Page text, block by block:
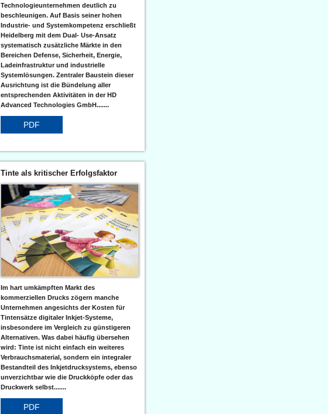
Technologieunternehmen deutlich zu
beschleunigen. Auf Basis seiner hohen
Industrie- und Systemkompetenz erschließt
Heidelberg mit dem Dual- Use-Ansatz
systematisch zusätzliche Märkte in den
Bereichen Defense, Sicherheit, Energie,
Ladeinfrastruktur und industrielle
Systemlösungen. Zentraler Baustein dieser
Ausrichtung ist die Bündelung aller
entsprechenden Aktivitäten in der HD
Advanced Technologies GmbH.......
PDF
Tinte als kritischer Erfolgsfaktor
Im hart umkämpften Markt des
kommerziellen Drucks zögern manche
Unternehmen angesichts der Kosten für
Tintensätze digitaler Inkjet-Systeme,
insbesondere im Vergleich zu günstigeren
Alternativen. Was dabei häufig übersehen
wird: Tinte ist nicht einfach ein weiteres
Verbrauchsmaterial, sondern ein integraler
Bestandteil des Inkjetdrucksystems, ebenso
unverzichtbar wie die Druckköpfe oder das
Druckwerk selbst.......
PDF